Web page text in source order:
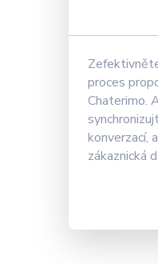
proces
Chaterimo.
konverzací,
zákaznická